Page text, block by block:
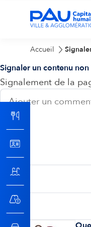
Accueil
Signaler un contenu
Signalement de la
Email